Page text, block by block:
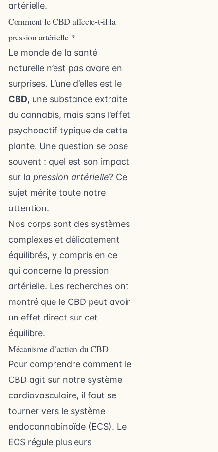
artérielle.
Comment le CBD affecte-t-il la
pression artérielle ?
Le monde de la santé
naturelle n’est pas avare en
surprises. L’une d’elles est le
CBD, une substance extraite
du cannabis, mais sans l’effet
psychoactif typique de cette
plante. Une question se pose
souvent : quel est son impact
sur la pression artérielle? Ce
sujet mérite toute notre
attention.
Nos corps sont des systèmes
complexes et délicatement
équilibrés, y compris en ce
qui concerne la pression
artérielle. Les recherches ont
montré que le CBD peut avoir
un effet direct sur cet
équilibre.
Mécanisme d’action du CBD
Pour comprendre comment le
CBD agit sur notre système
cardiovasculaire, il faut se
tourner vers le système
endocannabinoïde (ECS). Le
ECS régule plusieurs